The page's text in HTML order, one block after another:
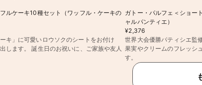
ルケーキ10種セット（ワッフル・ケーキの
キ」に可愛いロウソクのシートをお付け
します。 誕生日のお祝いに、ご家族や友人
ガトー・パルフェ＜ショー
ャルパンティエ）
¥2,376
世界大会優勝パティシエ監
果実やクリームのフレッシ
す。